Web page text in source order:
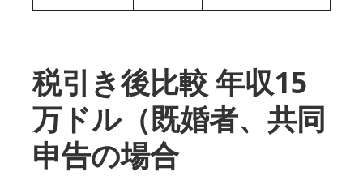
税引き後比較 年収15
万ドル（既婚者、共同
申告の場合